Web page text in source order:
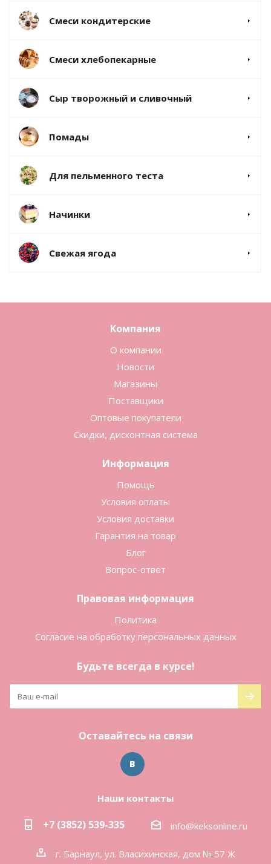
Смеси кондитерские
Смеси хлебопекарные
Сыр творожный и сливочный
Помады
Для пельменного теста
Начинки
Свежая ягода
Компания
О компании
Новости
Магазины
Поставщики
Оптовые покупатели
Скидки, дисконтная система
Информация
Помощь
Условия оплаты
Условия доставки
Гарантия на товар
Блог
Вопрос-ответ
Правовая информация
Политика
Согласие на обработку персональных данных
Будьте всегда в курсе!
Оставайтесь на связи
Наши контакты
+7 (3852) 539-335 info@keksonline.ru
г. Барнаул, ул. Власихинская, дом № 57 Ж